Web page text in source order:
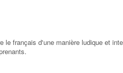
le français d'une manière ludique et